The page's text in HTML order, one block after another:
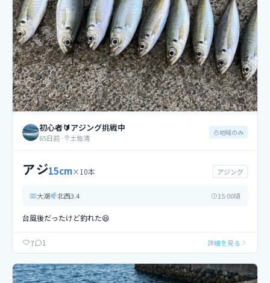
初心者🔰アジング挑戦中
65日前 · 土佐湾
地域のみ
アジ15cm×10本 アジング
大潮 北西3.4 15:00頃
台風後だったけど釣れた😆
7 1 詳細を見る